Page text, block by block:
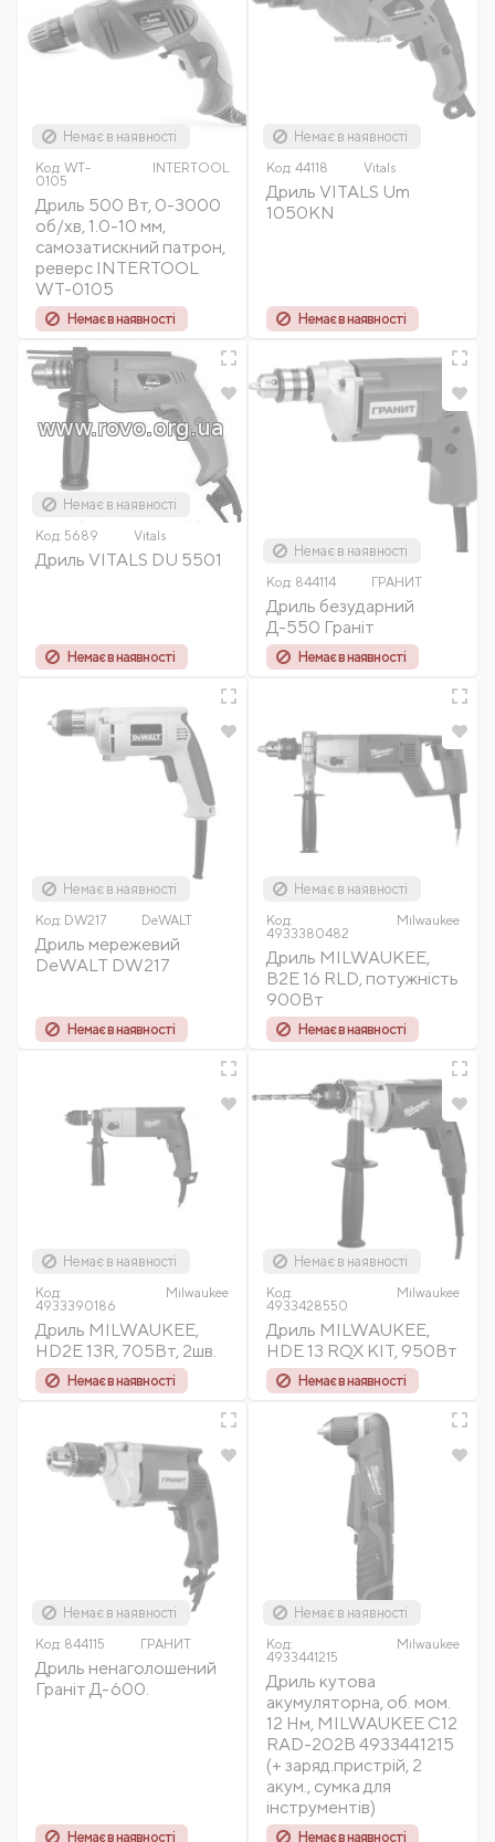
Немає в наявності
Код: WT-
0105
INTERTOOL
Дриль 500 Вт, 0-3000
об/хв, 1.0-10 мм,
самозатискний патрон,
реверс INTERTOOL
WT-0105
Немає в наявності
Немає в наявності
Код: 44118 Vitals
Дриль VITALS Um
1050KN
Немає в наявності
Немає в наявності
Код: 5689 Vitals
Дриль VITALS DU 5501
Немає в наявності
Немає в наявності
Код: 844114 ГРАНИТ
Дриль безударний
Д-550 Граніт
Немає в наявності
Немає в наявності
Код: DW217 DeWALT
Дриль мережевий
DeWALT DW217
Немає в наявності
Немає в наявності
Код:
4933380482
Milwaukee
Дриль MILWAUKEE,
B2E 16 RLD, потужність
900Вт
Немає в наявності
Немає в наявності
Код:
4933390186
Milwaukee
Дриль MILWAUKEE,
HD2E 13R, 705Вт, 2шв.
Немає в наявності
Немає в наявності
Код:
4933428550
Milwaukee
Дриль MILWAUKEE,
HDE 13 RQX KIT, 950Вт
Немає в наявності
Немає в наявності
Код: 844115 ГРАНИТ
Дриль ненаголошений
Граніт Д-600.
Немає в наявності
Немає в наявності
Код:
4933441215
Milwaukee
Дриль кутова
акумуляторна, об. мом.
12 Нм, MILWAUKEE C12
RAD-202В 4933441215
(+ заряд.пристрій, 2
акум., сумка для
інструментів)
Немає в наявності